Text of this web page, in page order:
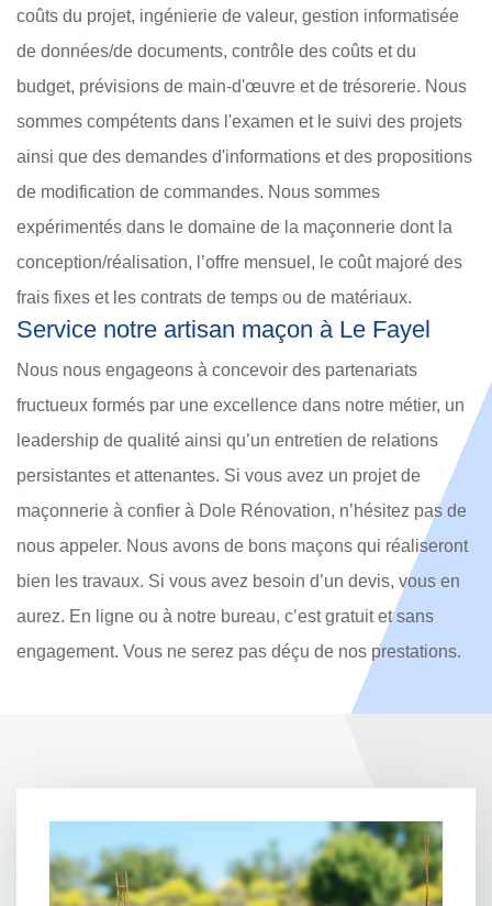
coûts du projet, ingénierie de valeur, gestion informatisée
de données/de documents, contrôle des coûts et du
budget, prévisions de main-d'œuvre et de trésorerie. Nous
sommes compétents dans l'examen et le suivi des projets
ainsi que des demandes d'informations et des propositions
de modification de commandes. Nous sommes
expérimentés dans le domaine de la maçonnerie dont la
conception/réalisation, l’offre mensuel, le coût majoré des
frais fixes et les contrats de temps ou de matériaux.
Service notre artisan maçon à Le Fayel
Nous nous engageons à concevoir des partenariats
fructueux formés par une excellence dans notre métier, un
leadership de qualité ainsi qu’un entretien de relations
persistantes et attenantes. Si vous avez un projet de
maçonnerie à confier à Dole Rénovation, n’hésitez pas de
nous appeler. Nous avons de bons maçons qui réaliseront
bien les travaux. Si vous avez besoin d’un devis, vous en
aurez. En ligne ou à notre bureau, c’est gratuit et sans
engagement. Vous ne serez pas déçu de nos prestations.